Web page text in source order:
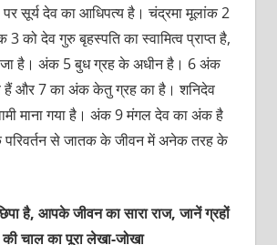
सूर्य देव का आधिपत्य है। चंद्रमा मूलांक 2
को देव गुरु बृहस्पति का स्वामित्व प्राप्त है,
है। अंक 5 बुध ग्रह के अधीन है। 6 अंक
हैं और 7 का अंक केतु ग्रह का है। शनिदेव
माना गया है। अंक 9 मंगल देव का अंक है
परिवर्तन से जातक के जीवन में अनेक तरह के
है, आपके जीवन का सारा राज, जानें ग्रहों
की चाल का पूरालेखा-जोखा